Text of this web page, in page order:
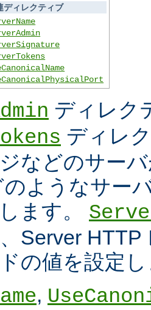
ディレクティブ
ディレク
ディレ
などのサー
のようなサー
ます。
Server
の値を設定
,